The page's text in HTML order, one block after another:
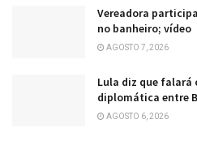
Vereadora
no banheiro; vídeo
AGOSTO 7, 2026
Lula diz que falará
diplomática entre
AGOSTO 6, 2026